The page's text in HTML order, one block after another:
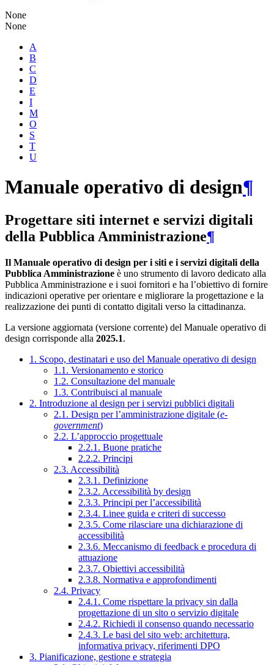
None
None
A
B
C
D
E
I
M
O
S
T
U
Manuale operativo di design¶
Progettare siti internet e servizi digitali
della Pubblica Amministrazione¶
Il Manuale operativo di design per i siti e i servizi digitali della
Pubblica Amministrazione è uno strumento di lavoro dedicato alla
Pubblica Amministrazione e i suoi fornitori e ha l’obiettivo di fornire
indicazioni operative per orientare e migliorare la progettazione e la
realizzazione dei punti di contatto digitali verso la cittadinanza.
La versione aggiornata (versione corrente) del Manuale operativo di
design corrisponde alla 2025.1.
1. Scopo, destinatari e uso del Manuale operativo di design
1.1. Versionamento e storico
1.2. Consultazione del manuale
1.3. Contribuisci al manuale
2. Introduzione al design per i servizi pubblici digitali
2.1. Design per l’amministrazione digitale (e-
government)
2.2. L’approccio progettuale
2.2.1. Buone pratiche
2.2.2. Principi
2.3. Accessibilità
2.3.1. Definizione
2.3.2. Accessibilità by design
2.3.3. Principi per l’accessibilità
2.3.4. Linee guida e criteri di successo
2.3.5. Come rilasciare una dichiarazione di
accessibilità
2.3.6. Meccanismo di feedback e procedura di
attuazione
2.3.7. Obiettivi accessibilità
2.3.8. Normativa e approfondimenti
2.4. Privacy
2.4.1. Come rispettare la privacy sin dalla
progettazione di un sito o servizio digitale
2.4.2. Richiedi il consenso quando necessario
2.4.3. Le basi del sito web: architettura,
informativa privacy, riferimenti DPO
3. Pianificazione, gestione e strategia